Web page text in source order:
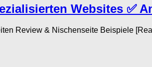
Websites ✅
Review & Nischenseite Beispiele